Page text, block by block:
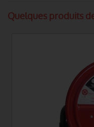
Quelques produits